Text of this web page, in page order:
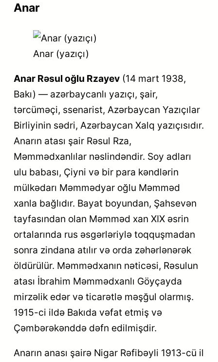
Anar
Anar (yazıçı)
Anar Rəsul oğlu Rzayev (14 mart 1938,
Bakı) — azərbaycanlı yazıçı, şair,
tərcüməçi, ssenarist, Azərbaycan Yazıçılar
Birliyinin sədri, Azərbaycan Xalq yazıçısıdır.
Anarın atası şair Rəsul Rza,
Məmmədxanlılar nəslindəndir. Soy adları
ulu babası, Çiyni və bir para kəndlərin
mülkədarı Məmmədyar oğlu Məmməd
xanla bağlıdır. Bayat boyundan, Şahsevən
tayfasından olan Məmməd xan XIX əsrin
ortalarında rus əsgərləriylə toqquşmadan
sonra zindana atılır və orda zəhərlənərək
öldürülür. Məmmədxanın nəticəsi, Rəsulun
atası İbrahim Məmmədxanlı Göyçayda
mirzəlik edər və ticarətlə məşğul olarmış.
1915-ci ildə Bakıda vəfat etmiş və
Çəmbərəkənddə dəfn edilmişdir.
Anarın anası şairə Nigar Rəfibəyli 1913-cü il